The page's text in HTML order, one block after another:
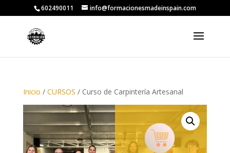
602490011 info@formacionesmadeinspain.com
Inicio / CURSOS / Curso de Carpintería Artesanal